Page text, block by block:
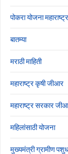
पोकरा योजना महाराष्ट्र
बातम्या
मराठी माहिती
महाराष्ट्र कृषी जीआर
महाराष्ट्र सरकार
महिलांसाठी योजना
मुख्यमंत्री ग्रामीण